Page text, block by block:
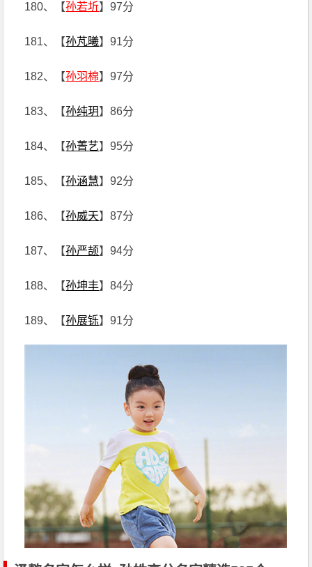
180、【孙若圻】97分
181、【孙芃曦】91分
182、【孙羽棉】97分
183、【孙纯玥】86分
184、【孙菁艺】95分
185、【孙涵慧】92分
186、【孙威天】87分
187、【孙严颉】94分
188、【孙坤丰】84分
189、【孙展铄】91分